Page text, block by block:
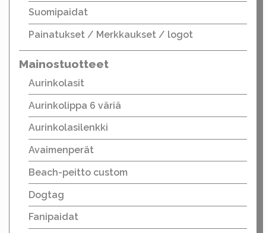
Suomipaidat
Painatukset / Merkkaukset / logot
Mainostuotteet
Aurinkolasit
Aurinkolippa 6 väriä
Aurinkolasilenkki
Avaimenperät
Beach-peitto custom
Dogtag
Fanipaidat